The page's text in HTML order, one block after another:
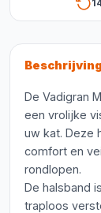
Beschrijving
De Vadigran
een vrolijke
uw kat. Deze
comfort en
rondlopen.
De halsband
traploos